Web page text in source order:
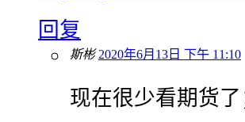
回复
斯彬 2020年6月13日 下午 11:10
现在很少看期货了